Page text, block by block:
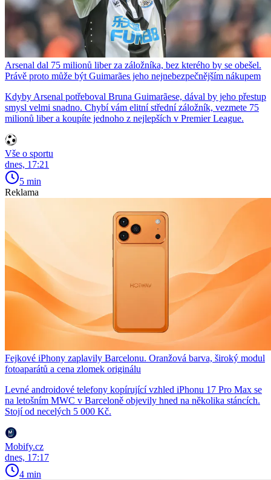
Arsenal dal 75 milionů liber za záložníka, bez kterého by se obešel.
Právě proto může být Guimarães jeho nejnebezpečnějším nákupem
Kdyby Arsenal potřeboval Bruna Guimarãese, dával by jeho přestup
smysl velmi snadno. Chybí vám elitní střední záložník, vezmete 75
milionů liber a koupíte jednoho z nejlepších v Premier League.
Vše o sportu
dnes, 17:21
5 min
Reklama
Fejkové iPhony zaplavily Barcelonu. Oranžová barva, široký modul
fotoaparátů a cena zlomek originálu
Levné androidové telefony kopírující vzhled iPhonu 17 Pro Max se
na letošním MWC v Barceloně objevily hned na několika stáncích.
Stojí od necelých 5 000 Kč.
Mobify.cz
dnes, 17:17
4 min